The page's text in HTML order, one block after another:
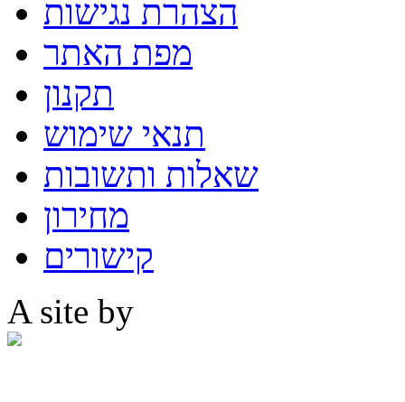
הצהרת נגישות
מפת האתר
תקנון
תנאי שימוש
שאלות ותשובות
מחירון
קישורים
A site by